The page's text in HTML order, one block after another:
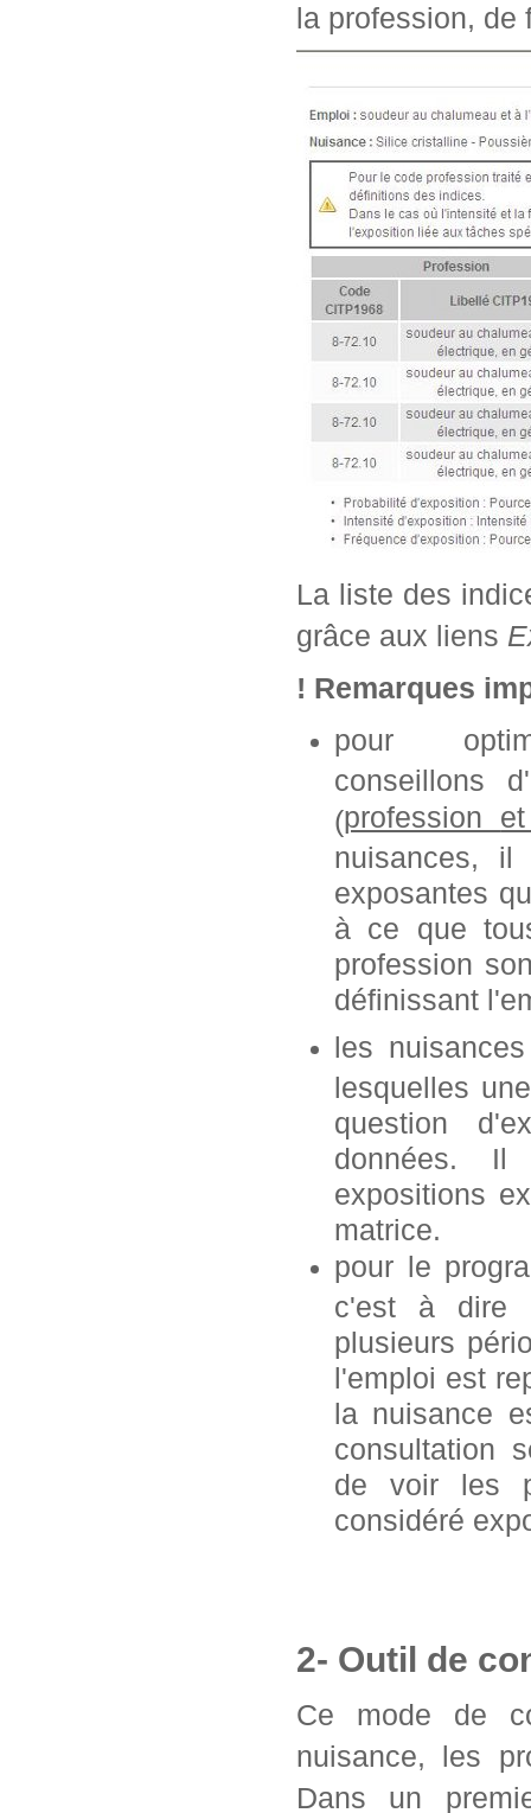
la profession, de
La liste des
grâce aux liens
! Remarques
pour
conseillons
(profession
nuisances, il
exposantes
à ce que
profession
définissant
les
lesquelles
question
données. Il
expositions
matrice.
pour le
c'est à dire
plusieurs
l'emploi est
la nuisance
consultation
de voir les
considéré
2- Outil de
Ce mode de
nuisance, les
Dans un